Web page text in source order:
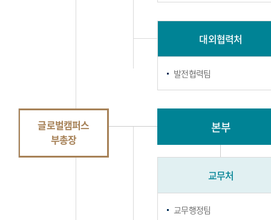
대외협력처
발전협력팀
글로벌캠퍼스
부총장
본부
교무처
교무행정팀